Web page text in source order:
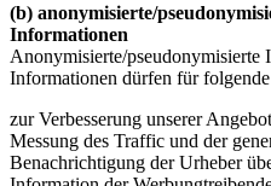
(b) anonymisierte/
Informationen
Anonymisierte/
Informationen dürfen für
zur Verbesserung unserer
Messung des Traffic und der
Benachrichtigung der Urheber